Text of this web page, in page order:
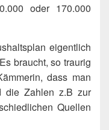
oder 170.000
eigentlich
braucht, so traurig
dass man
die Zahlen z.B zur
Quellen